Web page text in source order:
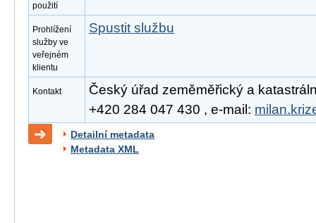
použití
Prohlížení
služby ve
veřejném
klientu
Spustit službu
Kontakt
Český úřad zeměměřický a
+420 284 047 430 , e-mail:
Detailní metadata
Metadata XML